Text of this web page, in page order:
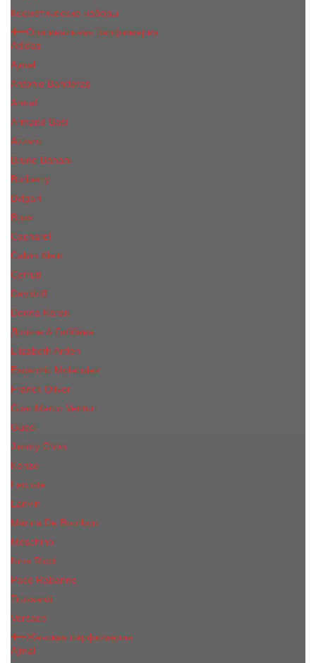
Косметические наборы
Оригинальная парфюмерия
Adidas
Ajmal
Antonio Banderas
Armaf
Armand Basi
Azzaro
Bruno Banani
Burberry
Bvlgari
Boss
Cacharel
Calvin Klein
Cerruti
Davidoff
Donna Karan
Дольче & Габбана
Elizabeth Arden
Escentric Molecules
Franck Oliver
Gian Marco Venturi
Gucci
Jimmy Choo
Kenzo
Lacoste
Lanvin
Marina De Bourbon
Moschino
Nina Ricci
Paco Rabanne
Trussardi
Versace
Женская парфюмерия
Ajmal